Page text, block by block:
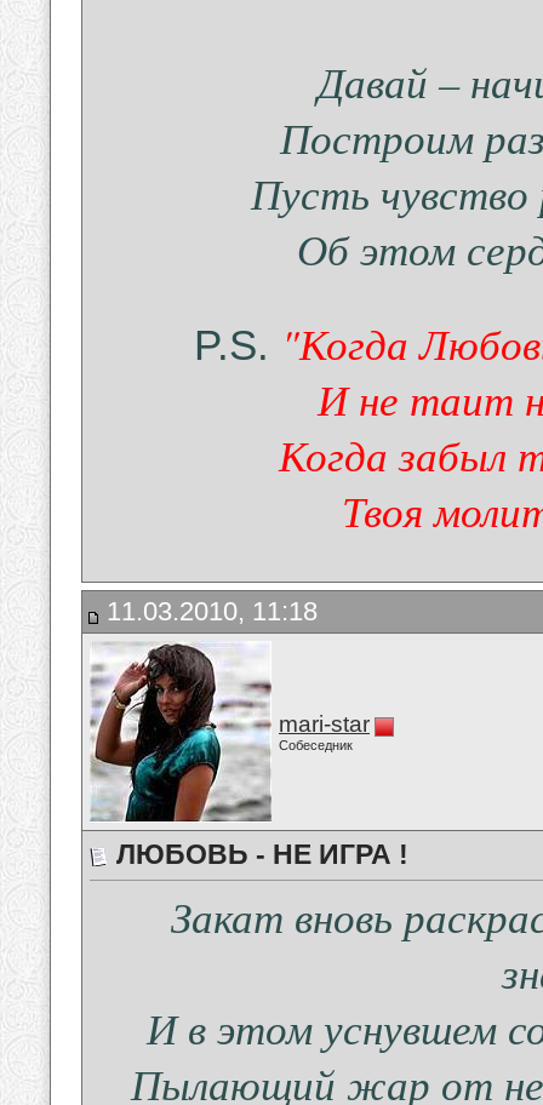
Давай –
Построим
Пусть чувство
Об этом
P.S. "Когда
И не таит
Когда забыл
Твоя
11.03.2010, 11:18
mari-star
Собеседник
ЛЮБОВЬ - НЕ ИГРА !
Закат вновь
И в этом уснувшем
Пылающий жар от